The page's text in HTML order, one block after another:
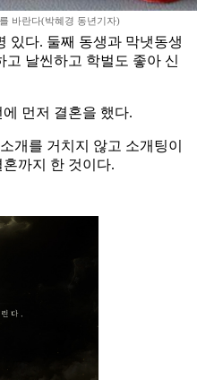
바란다(박혜경 동년기자)
있다. 둘째 동생과 막냇동생
고 날씬하고 학벌도 좋아 신
먼저 결혼을 했다.
개를 거치지 않고 소개팅이
까지 한 것이다.